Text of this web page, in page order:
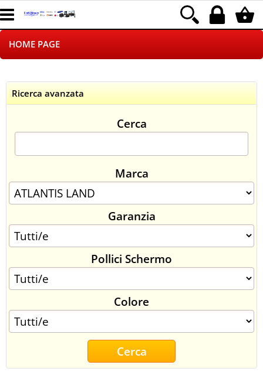
HOME PAGE
LOGISTICA
NEGOZI ON LINE
SINCRONIZZATI CON NOI
SPEDIZIONI
CONTATTI
Ricerca avanzata
Cerca
Marca
Garanzia
Pollici Schermo
Colore